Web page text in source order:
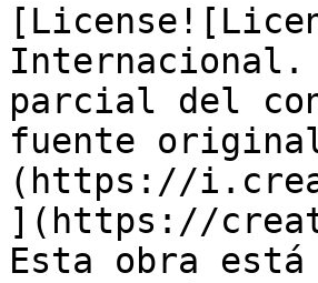
parcial del
fuente
(https://
](https://
Esta obra está